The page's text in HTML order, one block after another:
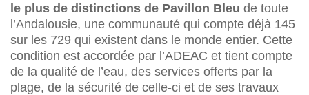
le plus de distinctions de Pavillon Bleu de toute
l’Andalousie, une communauté qui compte déjà 145
sur les 729 qui existent dans le monde entier. Cette
condition est accordée par l’ADEAC et tient compte
de la qualité de l’eau, des services offerts par la
plage, de la sécurité de celle-ci et de ses travaux